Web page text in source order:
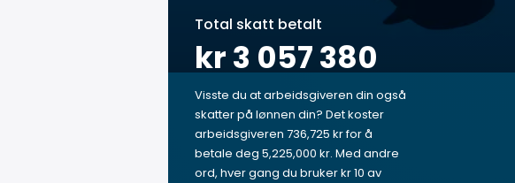
Total skatt betalt
kr 3 057 380
Visste du at arbeidsgiveren din også
skatter på lønnen din? Det koster
arbeidsgiveren 736,725 kr for å
betale deg 5,225,000 kr. Med andre
ord, hver gang du bruker kr 10 av